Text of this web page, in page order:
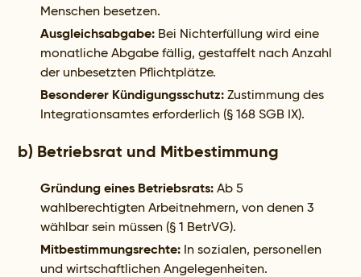
Menschen besetzen.
Ausgleichsabgabe: Bei Nichterfüllung wird eine
monatliche Abgabe fällig, gestaffelt nach Anzahl
der unbesetzten Pflichtplätze.
Besonderer Kündigungsschutz: Zustimmung des
Integrationsamtes erforderlich (§ 168 SGB IX).
b) Betriebsrat und Mitbestimmung
Gründung eines Betriebsrats: Ab 5
wahlberechtigten Arbeitnehmern, von denen 3
wählbar sein müssen (§ 1 BetrVG).
Mitbestimmungsrechte: In sozialen, personellen
und wirtschaftlichen Angelegenheiten.